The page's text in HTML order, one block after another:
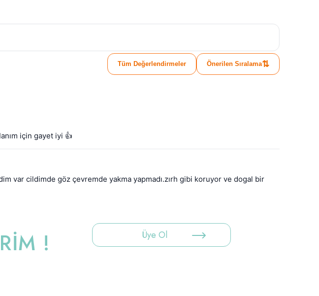
Tüm Değerlendirmeler Önerilen Sıralama⇅
için gayet iyi 👍
var cildimde göz çevremde yakma yapmadı.zırh gibi koruyor ve dogal bir
! Üye Ol